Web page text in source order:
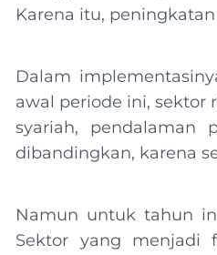
Karena itu,
Dalam
awal periode ini,
syariah, pendalaman
dibandingkan, karena
Namun untuk tahun
Sektor yang menjadi